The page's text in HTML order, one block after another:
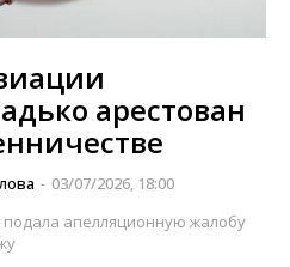
арестован
- 03/07/2026, 18:00
апелляционную жалобу